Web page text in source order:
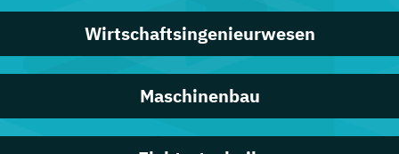
Wirtschaftsingenieurwesen
Maschinenbau